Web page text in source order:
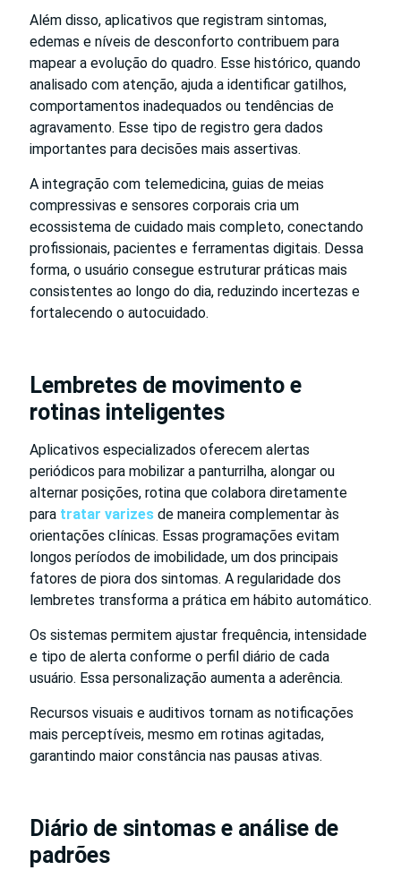
Além disso, aplicativos que registram sintomas,
edemas e níveis de desconforto contribuem para
mapear a evolução do quadro. Esse histórico, quando
analisado com atenção, ajuda a identificar gatilhos,
comportamentos inadequados ou tendências de
agravamento. Esse tipo de registro gera dados
importantes para decisões mais assertivas.
A integração com telemedicina, guias de meias
compressivas e sensores corporais cria um
ecossistema de cuidado mais completo, conectando
profissionais, pacientes e ferramentas digitais. Dessa
forma, o usuário consegue estruturar práticas mais
consistentes ao longo do dia, reduzindo incertezas e
fortalecendo o autocuidado.
Lembretes de movimento e
rotinas inteligentes
Aplicativos especializados oferecem alertas
periódicos para mobilizar a panturrilha, alongar ou
alternar posições, rotina que colabora diretamente
para tratar varizes de maneira complementar às
orientações clínicas. Essas programações evitam
longos períodos de imobilidade, um dos principais
fatores de piora dos sintomas. A regularidade dos
lembretes transforma a prática em hábito automático.
Os sistemas permitem ajustar frequência, intensidade
e tipo de alerta conforme o perfil diário de cada
usuário. Essa personalização aumenta a aderência.
Recursos visuais e auditivos tornam as notificações
mais perceptíveis, mesmo em rotinas agitadas,
garantindo maior constância nas pausas ativas.
Diário de sintomas e análise de
padrões